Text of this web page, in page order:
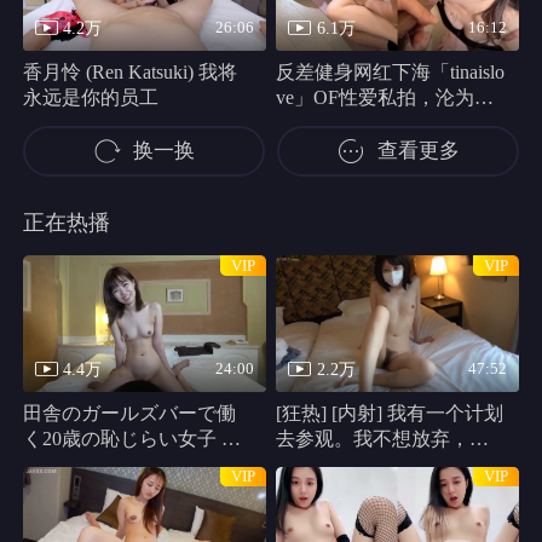
全集完结中国大陆 /
2026
负债三亿：病娇千金逼我复合
《负债三亿：病娇千金逼我复合》是一部2026年中国大陆 · 短剧作品，语言为普通话，当前更新至全集完结，类型标签包含短剧。本站为您提供《负债三亿：病娇千金逼我复合》高清在线播放入口，支持手机和电脑观看，页面包含影片封面、基础资料、播放列表和相关推荐，方便快速追剧与查找同类影视内容。
全集完结中国大陆 /
2026
重生之全能大佬
《重生之全能大佬》是一部2026年中国大陆 · 短剧作品，语言为普通话，当前更新至全集完结，类型标签包含短剧。本站为您提供《重生之全能大佬》高清在线播放入口，支持手机和电脑观看，页面包含影片封面、基础资料、播放列表和相关推荐，方便快速追剧与查找同类影视内容。
全集完结中国大陆 /
2026
醒时婚约